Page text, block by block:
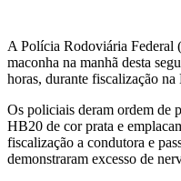
A Polícia Rodoviária Federal
maconha na manhã desta
horas, durante fiscalização
Os policiais deram ordem de
HB20 de cor prata e
fiscalização a condutora e
demonstraram excesso de